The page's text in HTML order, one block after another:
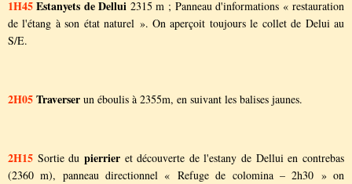
1H45 Estanyets de Dellui 2315 m ; Panneau d'informations « restauration
de l'étang à son état naturel ». On aperçoit toujours le collet de Delui au
S/E.
2H05Traverser un éboulis à 2355m, en suivant les balises jaunes.
2H15 Sortie du pierrieret découverte de l'estany de Dellui en contrebas
(2360 m), panneau directionnel « Refuge de colomina – 2h30 » on